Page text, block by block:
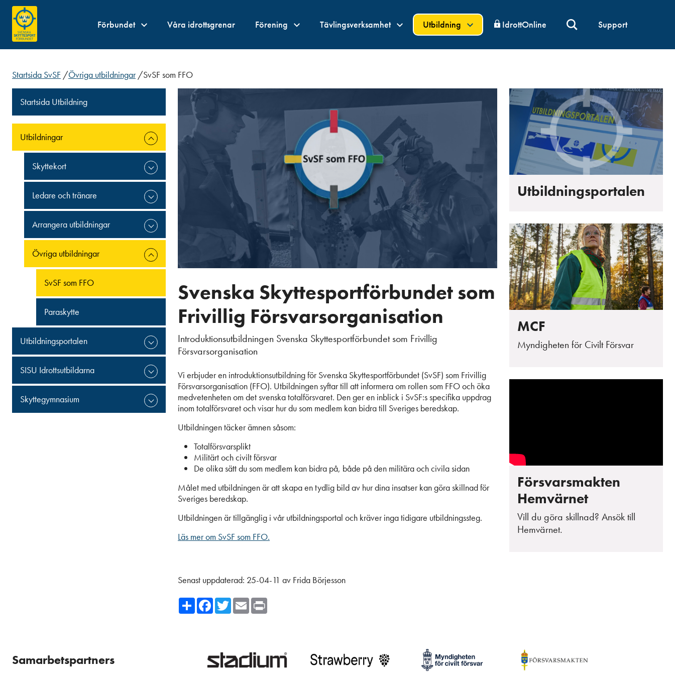
Förbundet Våra idrottsgrenar Förening Tävlingsverksamhet Utbildning IdrottOnline Support
Startsida SvSF /Övriga utbildningar /SvSF som FFO
Startsida Utbildning
Utbildningar
Skyttekort
Ledare och tränare
Arrangera utbildningar
Övriga utbildningar
SvSF som FFO
Paraskytte
Utbildningsportalen
SISU Idrottsutbildarna
Skyttegymnasium
Svenska Skyttesportförbundet som
Frivillig Försvarsorganisation
Introduktionsutbildningen Svenska Skyttesportförbundet som Frivillig
Försvarsorganisation
Vi erbjuder en introduktionsutbildning för Svenska Skyttesportförbundet (SvSF) som Frivillig
Försvarsorganisation (FFO). Utbildningen syftar till att informera om rollen som FFO och öka
medvetenheten om det svenska totalförsvaret. Den ger en inblick i SvSF:s specifika uppdrag
inom totalförsvaret och visar hur du som medlem kan bidra till Sveriges beredskap.
Utbildningen täcker ämnen såsom:
Totalförsvarsplikt
Militärt och civilt försvar
De olika sätt du som medlem kan bidra på, både på den militära och civila sidan
Målet med utbildningen är att skapa en tydlig bild av hur dina insatser kan göra skillnad för
Sveriges beredskap.
Utbildningen är tillgänglig i vår utbildningsportal och kräver inga tidigare utbildningssteg.
Läs mer om SvSF som FFO.
Senast uppdaterad: 25-04-11 av Frida Börjesson
ShareFacebook
TwitterEmail
Utbildningsportalen
MCF
Myndigheten för Civilt Försvar
Försvarsmakten
Hemvärnet
Vill du göra skillnad? Ansök till
Hemvärnet.
Samarbetspartners